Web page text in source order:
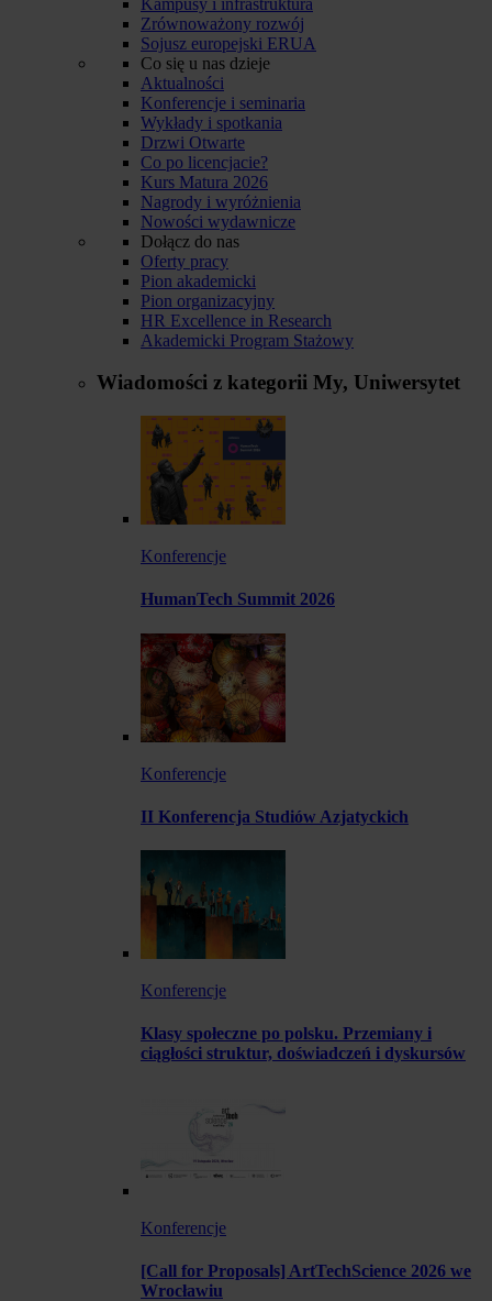
Zrównoważony rozwój
Sojusz europejski ERUA
Co się u nas dzieje
Aktualności
Konferencje i seminaria
Wykłady i spotkania
Drzwi Otwarte
Co po licencjacie?
Kurs Matura 2026
Nagrody i wyróżnienia
Nowości wydawnicze
Dołącz do nas
Oferty pracy
Pion akademicki
Pion organizacyjny
HR Excellence in Research
Akademicki Program Stażowy
Wiadomości z kategorii My, Uniwersytet
Konferencje
HumanTech Summit 2026
Konferencje
II Konferencja Studiów Azjatyckich
Konferencje
Klasy społeczne po polsku. Przemiany i
ciągłości struktur, doświadczeń i dyskursów
Konferencje
[Call for Proposals] ArtTechScience 2026 we
Wrocławiu